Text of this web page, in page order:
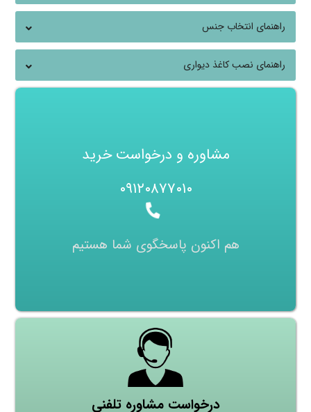
راهنمای انتخاب جنس
راهنمای نصب کاغذ دیواری
مشاوره و درخواست خرید
۰۹۱۲۰۸۷۷۰۱۰
هم اکنون پاسخگوی شما هستیم
درخواست مشاوره تلفنی